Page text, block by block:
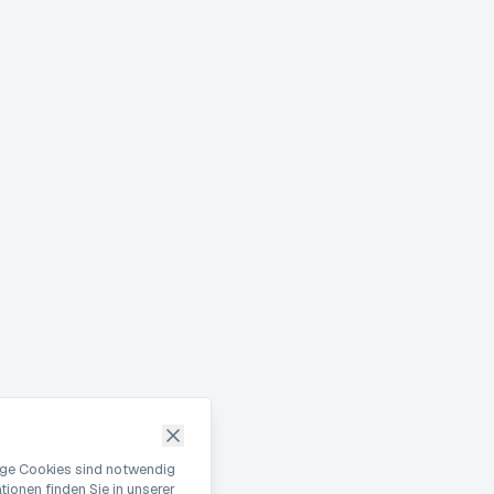
Cookies sind notwendig
finden Sie in unserer